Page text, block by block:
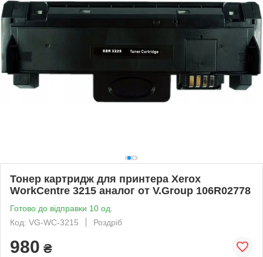
Тонер картридж для принтера Xerox
WorkCentre 3215 аналог от V.Group 106R02778
Готово до відправки 10 од.
Код: VG-WC-3215
Роздріб
980 ₴